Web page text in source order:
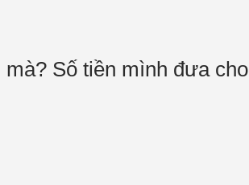
Số tiền mình đưa cho